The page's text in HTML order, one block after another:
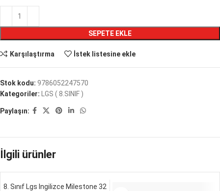
SEPETE EKLE
Karşılaştırma İstek listesine ekle
Stok kodu: 9786052247570
Kategoriler:
LGS ( 8.SINIF )
Paylaşın:
İlgili ürünler
8. Sınıf Lgs Ingilizce Milestone 32